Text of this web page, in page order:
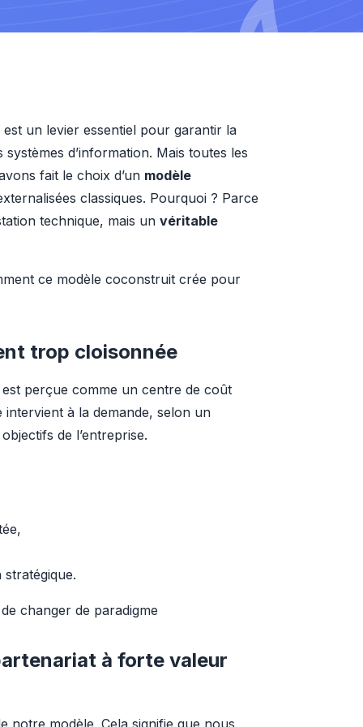
est un levier essentiel pour garantir la
d’information. Mais toutes les
fait le choix d’un modèle
classiques. Pourquoi ? Parce
technique, mais un véritable
ce modèle coconstruit crée pour
trop cloisonnée
perçue comme un centre de coût
intervient à la demande, selon un
de l’entreprise.
changer de paradigme
à forte valeur
modèle. Cela signifie que nous